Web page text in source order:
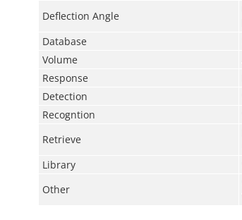
Deflection Angle
Database
Volume
Response
Detection
Recogntion
Retrieve
Library
Other